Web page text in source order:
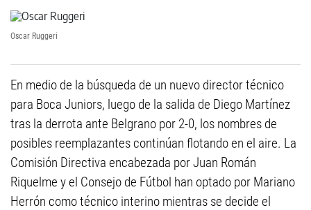
Oscar Ruggeri
En medio de la búsqueda de un nuevo director técnico
para Boca Juniors, luego de la salida de Diego Martínez
tras la derrota ante Belgrano por 2-0, los nombres de
posibles reemplazantes continúan flotando en el aire. La
Comisión Directiva encabezada por Juan Román
Riquelme y el Consejo de Fútbol han optado por Mariano
Herrón como técnico interino mientras se decide el